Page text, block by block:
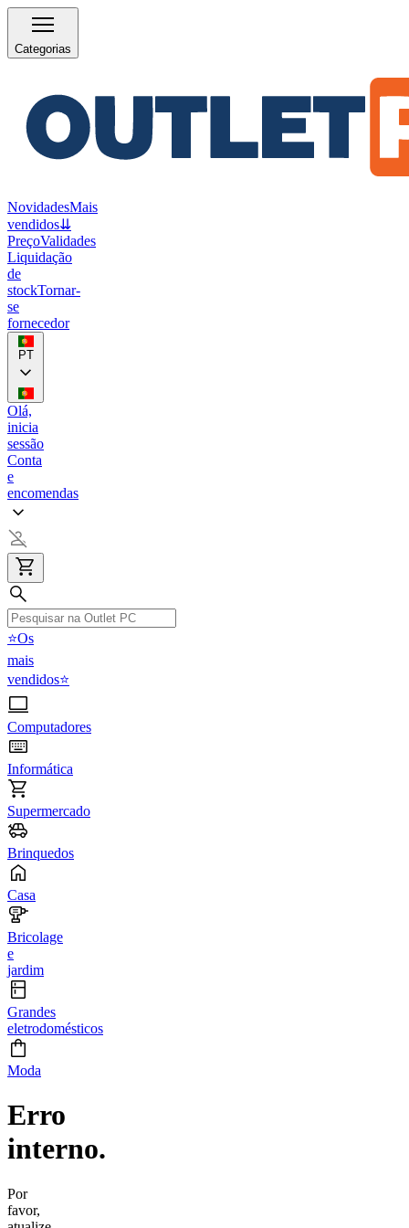
Categorias
NovidadesMais
vendidos⇊
PreçoValidades
Liquidação
de
stockTornar-
se
fornecedor
PT
Olá,
inicia
sessão
Conta
e
encomendas
⭐Os
mais
vendidos⭐
Computadores
Informática
Supermercado
Brinquedos
Casa
Bricolage
e
jardim
Grandes
eletrodomésticos
Moda
Erro
interno.
Por
favor,